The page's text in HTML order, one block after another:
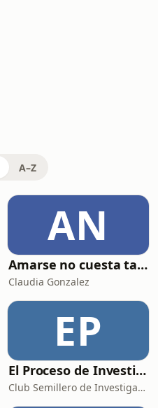
A–Z
AN
Amarse no cuesta tanto
Claudia Gonzalez
EP
El Proceso de Investigación Científica
Club Semillero de Investigación ESPE